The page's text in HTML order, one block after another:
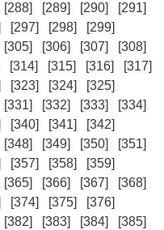
[288] [289] [290]
[291]
[297] [298]
[299]
[305] [306] [307]
[308]
[314] [315] [316]
[317]
[323] [324]
[325]
[331] [332] [333]
[334]
[340] [341]
[342]
[348] [349] [350]
[351]
[357] [358]
[359]
[365] [366] [367]
[368]
[374] [375]
[376]
[382] [383] [384]
[385]